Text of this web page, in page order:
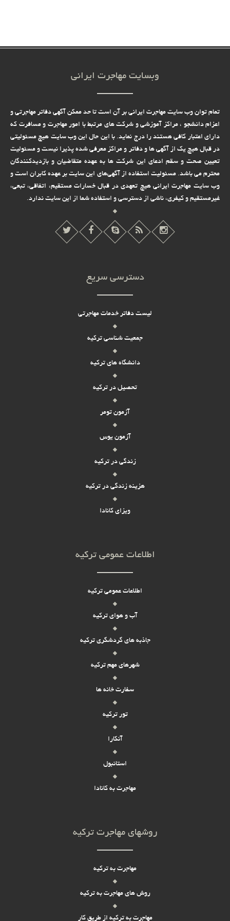
وبسایت مهاجرت ایرانی
تمام توان وب سایت مهاجرت ایرانی بر آن است تا حد ممکن آگهی دفاتر مهاجرتی و
اعزام دانشجو ، مراکز آموزشی و شرکت های مرتبط با امور مهاجرت و مسافرت که
دارای اعتبار کافی هستند را درج نماید. با این حال این وب سایت هیچ مسئولیتی
در قبال هیچ یک از آگهی ها و دفاتر و مراکز معرفی شده پذیرا نیست و مسئولیت
تعیین صحت و سقم ادعای این شرکت ها به عهده متقاضیان و بازدیدکنندگان
محترم می باشد. مسئولیت استفاده از آگهی‌های این سایت بر عهده کابران است و
وب سایت مهاجرت ایرانی هیچ تعهدى در قبال خسارات مستقیم، اتفاقى، تبعى،
غیرمستقیم و کیفرى، ناشى از دسترسى و استفاده شما از این سایت ندارد.
دسترسی سریع
لیست دفاتر خدمات مهاجرتی
جمعیت شناسی ترکیه
دانشگاه های ترکیه
تحصیل در ترکیه
آزمون تومر
آزمون یوس
زندگی در ترکیه
هزینه زندگی در ترکیه
ویزای کانادا
اطلاعات عمومی ترکیه
اطلاعات عمومی ترکیه
آب و هوای ترکیه
جاذبه های گردشگری ترکیه
شهرهای مهم ترکیه
سفارت خانه ها
تور ترکیه
آنکارا
استانبول
مهاجرت به کانادا
روشهای مهاجرت ترکیه
مهاجرت به ترکیه
روش های مهاجرت به ترکیه
مهاجرت به ترکیه از طریق کار